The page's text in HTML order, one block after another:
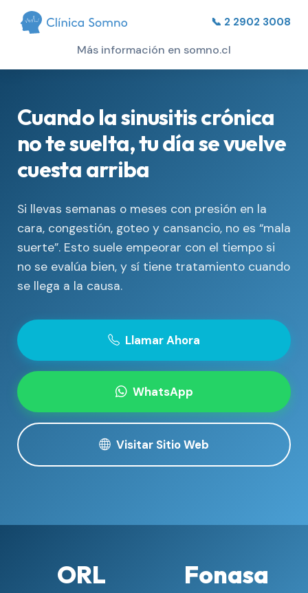
📞 2 2902 3008
Más información en somno.cl
Cuando la sinusitis crónica
no te suelta, tu día se vuelve
cuesta arriba
Si llevas semanas o meses con presión en la
cara, congestión, goteo y cansancio, no es “mala
suerte”. Esto suele empeorar con el tiempo si
no se evalúa bien, y sí tiene tratamiento cuando
se llega a la causa.
Llamar Ahora
WhatsApp
Visitar Sitio Web
ORL Fonasa